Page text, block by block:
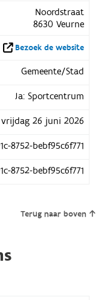
Noordstraat
8630 Veurne
Bezoek de website
Gemeente/Stad
Ja: Sportcentrum
vrijdag 26 juni 2026
8752-bebf95c6f771
8752-bebf95c6f771
Terug naar boven